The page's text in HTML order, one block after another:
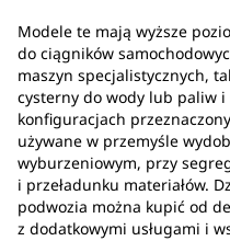
Modele te mają wyższe
do ciągników
maszyn specjalistycznych,
cysterny do wody lub paliw i
konfiguracjach
używane w przemyśle
wyburzeniowym, przy
i przeładunku materiałów.
podwozia można kupić od
z dodatkowymi usługami i